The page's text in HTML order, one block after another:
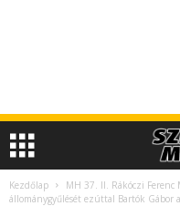
Kezdőlap MH 37. II. Rákóczi Ferenc
állománygyűlését ezúttal Bartók